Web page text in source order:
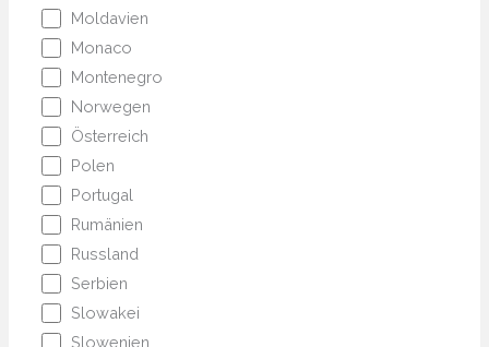
Moldavien
Monaco
Montenegro
Norwegen
Österreich
Polen
Portugal
Rumänien
Russland
Serbien
Slowakei
Slowenien